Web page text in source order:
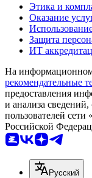
Этика и
Оказание
Защита
ИТ
На информационном
рекомендательные
предоставления
и анализа
пользователей
Российской
Русский